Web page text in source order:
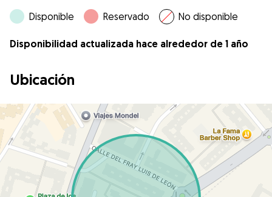
Disponible Reservado No disponible
Disponibilidad actualizada hace alrededor de 1 año
Ubicación